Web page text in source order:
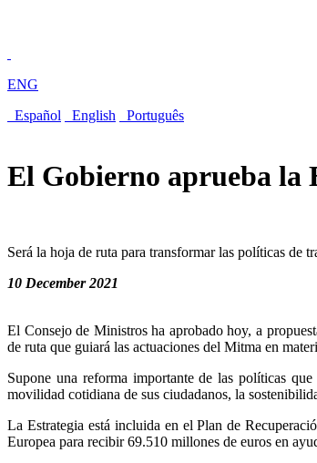
ENG
Español
English Português
El Gobierno aprueba la
Será la hoja de ruta para transformar las políticas de
10 December 2021
El Consejo de Ministros ha aprobado hoy, a
de ruta que guiará las actuaciones del Mitma en
Supone una reforma importante de las políticas
movilidad cotidiana de sus ciudadanos, la
La Estrategia está incluida en el Plan de
Europea para recibir 69.510 millones de euros en